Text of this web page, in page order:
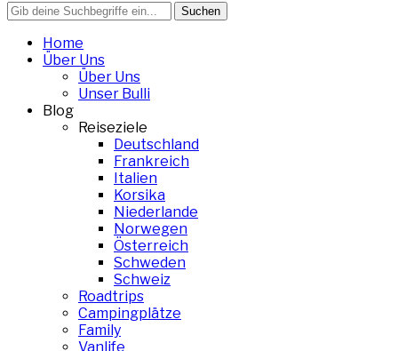
Search
for:
Home
Über Uns
Über Uns
Unser Bulli
Blog
Reiseziele
Deutschland
Frankreich
Italien
Korsika
Niederlande
Norwegen
Österreich
Schweden
Schweiz
Roadtrips
Campingplätze
Family
Vanlife